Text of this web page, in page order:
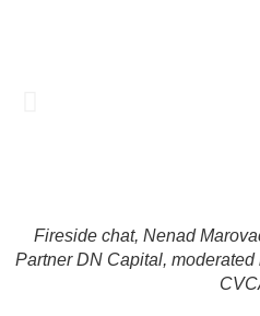
Fireside chat, Nenad
Partner DN Capital,